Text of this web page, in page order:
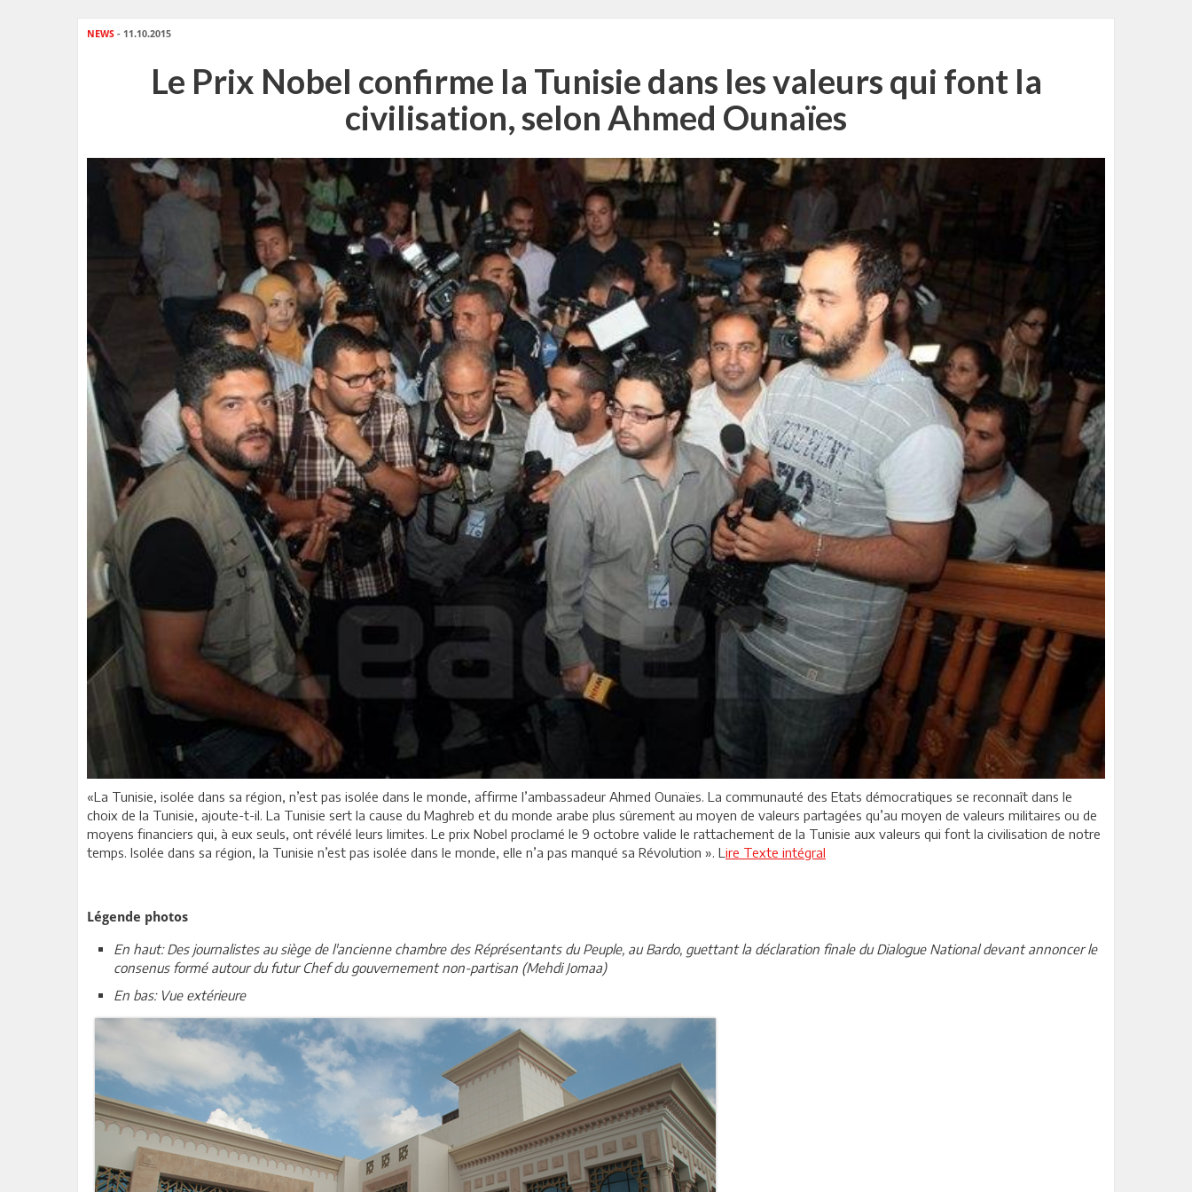
NEWS - 11.10.2015
Le Prix Nobel confirme la Tunisie dans les valeurs qui font la
civilisation, selon Ahmed Ounaïes
«La Tunisie, isolée dans sa région, n’est pas isolée dans le monde, affirme l’ambassadeur Ahmed Ounaïes. La communauté des Etats démocratiques se reconnaît dans le
choix de la Tunisie, ajoute-t-il. La Tunisie sert la cause du Maghreb et du monde arabe plus sûrement au moyen de valeurs partagées qu’au moyen de valeurs militaires ou de
moyens financiers qui, à eux seuls, ont révélé leurs limites. Le prix Nobel proclamé le 9 octobre valide le rattachement de la Tunisie aux valeurs qui font la civilisation de notre
temps. Isolée dans sa région, la Tunisie n’est pas isolée dans le monde, elle n’a pas manqué sa Révolution ». L ire Texte intégral
Légende photos
En haut: Des journalistes au siège de l'ancienne chambre des Réprésentants du Peuple, au Bardo, guettant la déclaration finale du Dialogue National devant annoncer le
consenus formé autour du futur Chef du gouvernement non-partisan (Mehdi Jomaa)
En bas: Vue extérieure